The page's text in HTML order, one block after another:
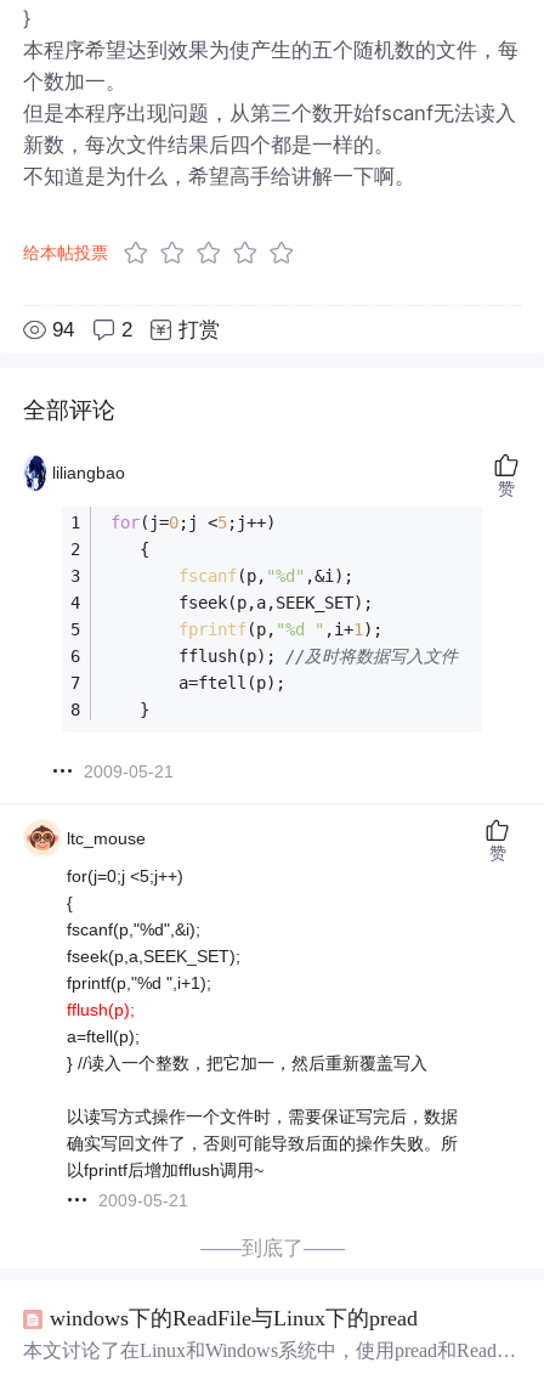
}
本程序希望达到效果为使产生的五个随机数的文件，每
个数加一。
但是本程序出现问题，从第三个数开始fscanf无法读入
新数，每次文件结果后四个都是一样的。
不知道是为什么，希望高手给讲解一下啊。
给本帖投票
94 2 打赏
全部评论
liliangbao
for(j=0;j <5;j++)
    {
fscanf(p, "%d" ,&i);
        fseek(p,a,SEEK_SET);
fprintf(p, "%d " ,i+1);
        fflush(p);
//及时将数据写入文件
        a=ftell(p);
    }
2009-05-21
赞
ltc_mouse
for(j=0;j <5;j++)
{
fscanf(p,"%d",&i);
fseek(p,a,SEEK_SET);
fprintf(p,"%d ",i+1);
fflush(p);
a=ftell(p);
} //读入一个整数，把它加一，然后重新覆盖写入
以读写方式操作一个文件时，需要保证写完后，数据
确实写回文件了，否则可能导致后面的操作失败。所
以fprintf后增加fflush调用~
2009-05-21
赞
——到底了——
windows下的ReadFile与Linux下的pread
本文讨论了在Linux和Windows系统中，使用pread和ReadFil